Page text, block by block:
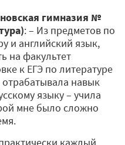
гимназия №
: – Из предметов по
и английский язык,
на факультет
к ЕГЭ по литературе
навык
языку – учила
мне было сложно
каждый